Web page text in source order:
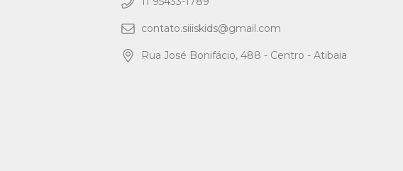
contato.siiiskids@gmail.com
Rua José Bonifácio, 488 - Centro - Atibaia